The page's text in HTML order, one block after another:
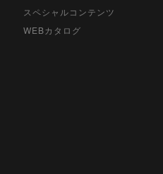
スペシャルコンテンツ
WEBカタログ